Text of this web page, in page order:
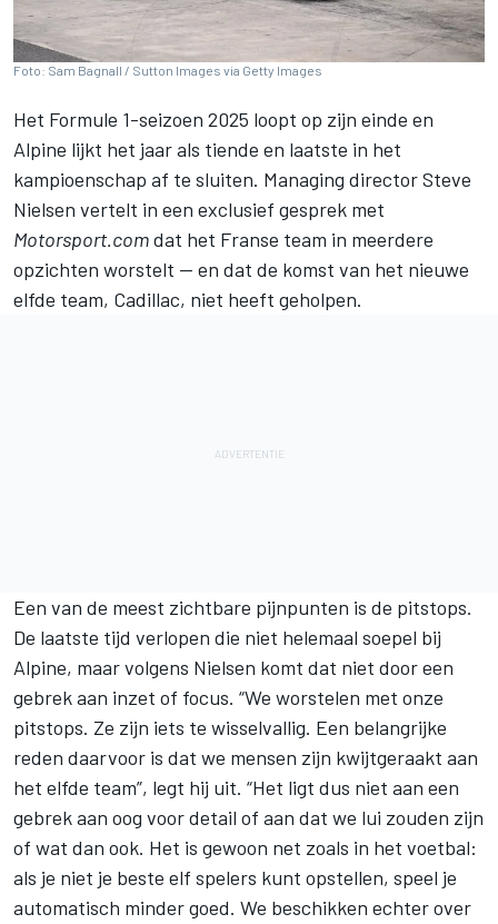
Foto: Sam Bagnall / Sutton Images via Getty Images
Het Formule 1-seizoen 2025 loopt op zijn einde en
Alpine lijkt het jaar als tiende en laatste in het
kampioenschap af te sluiten. Managing director Steve
Nielsen vertelt in een exclusief gesprek met
Motorsport.comdat het Franse team in meerdere
opzichten worstelt — en dat de komst van het nieuwe
elfde team, Cadillac, niet heeft geholpen.
Een van de meest zichtbare pijnpunten is de pitstops.
De laatste tijd verlopen die niet helemaal soepel bij
Alpine, maar volgens Nielsen komt dat niet door een
gebrek aan inzet of focus. “We worstelen met onze
pitstops. Ze zijn iets te wisselvallig. Een belangrijke
reden daarvoor is dat we mensen zijn kwijtgeraakt aan
het elfde team”, legt hij uit. “Het ligt dus niet aan een
gebrek aan oog voor detail of aan dat we lui zouden zijn
of wat dan ook. Het is gewoon net zoals in het voetbal:
als je niet je beste elf spelers kunt opstellen, speel je
automatisch minder goed. We beschikken echter over